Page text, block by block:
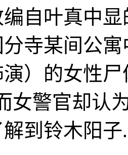
编自叶真中
寺某间公
）的女性
女警官却认
到铃木阳